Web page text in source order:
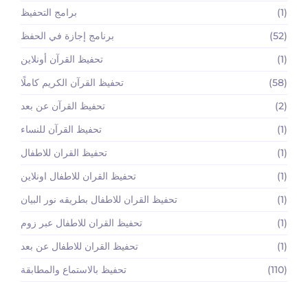
برامج التحفيظ
(1)
برنامج إجازة في الحفظ
(52)
تحفيظ القرآن أونلاين
(1)
تحفيظ القرآن الكريم كاملًا
(58)
تحفيظ القرآن عن بعد
(2)
تحفيظ القرآن للنساء
(1)
تحفيظ القران للاطفال
(1)
تحفيظ القران للاطفال اونلاين
(1)
تحفيظ القران للاطفال بطريقه نور البيان
(1)
تحفيظ القران للاطفال عبر زوم
(1)
تحفيظ القران للاطفال عن بعد
(1)
تحفيظ بالاستماع والمطابقة
(110)